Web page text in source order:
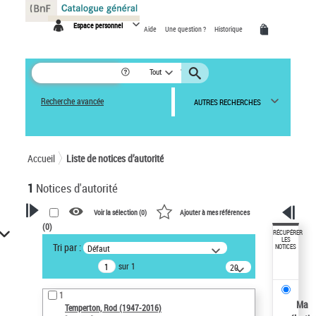
Espace personnel Aide Une question ? Historique
Tout
Recherche avancée AUTRES RECHERCHES
Accueil Liste de notices d’autorité
1 Notices d'autorité
VOTRE RECHERCHE
Recherche avancée dans les
notices d’autorité
Œuvres liées à l'auteur :
Temperton, Rod (1947-2016)
Voir la sélection (0) Ajouter à mes références
(0)
Tri par : Défaut
sur 1
20
résultats/page
1
Temperton, Rod (1947-2016)
RÉCUPÉRER
LES
NOTICES
Ma
Panneau de gestion des cookies